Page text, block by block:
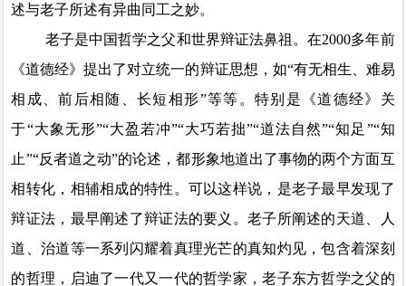
述与老子所述有异曲同工之妙。
老子是中国哲学之父和世界辩证法鼻祖。在2000多年前
《道德经》提出了对立统一的辩证思想，如“有无相生、难易
相成、前后相随、长短相形”等等。特别是《道德经》关
于“大象无形”“大盈若冲”“大巧若拙”“道法自然”“知足 ”“知
止”“反者道之动”的论述，都形象地道出了事物的两个方面互
相转化，相辅相成的特性。可以这样说，是老子最早发现了
辩证法，最早阐述了辩证法的要义。老子所阐述的天道、人
道、治道等一系列闪耀着真理光芒的真知灼见，包含着深刻
的哲理，启迪了一代又一代的哲学家，老子东方哲学之父的